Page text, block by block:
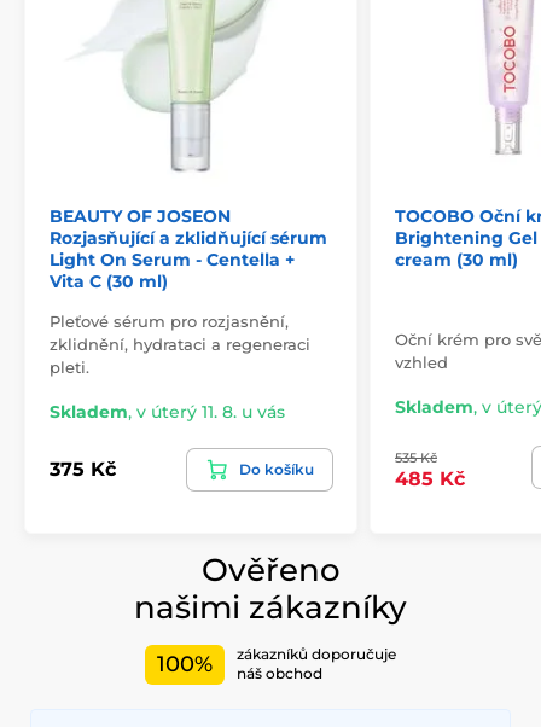
BEAUTY OF JOSEON
Rozjasňující a zklidňující sérum
Light On Serum - Centella +
Vita C (30 ml)
Pleťové sérum pro rozjasnění,
zklidnění, hydrataci a regeneraci
pleti.
Skladem, v úterý 11. 8. u vás
375 Kč Do košíku
TOCOBO Oční
Brightening
cream (30 ml)
Oční krém pro
vzhled
Skladem, v úterý
535 Kč
485 Kč
Ověřeno
našimi zákazníky
100%
zákazníků doporučuje
náš obchod